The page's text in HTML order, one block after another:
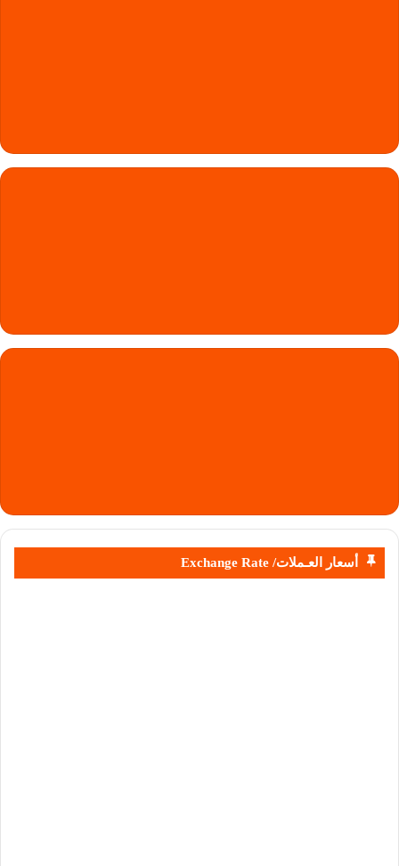
أسعار العـملات/ Exchange Rate